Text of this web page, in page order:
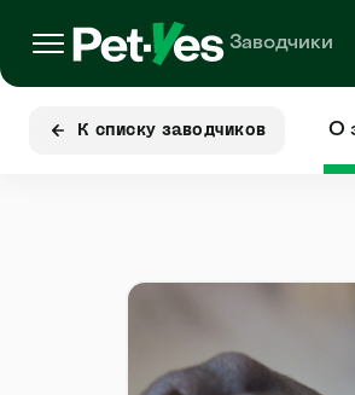
Заводчики
К списку заводчиков О